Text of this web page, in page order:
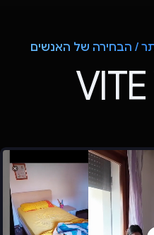
/ הבחירה של האנשים